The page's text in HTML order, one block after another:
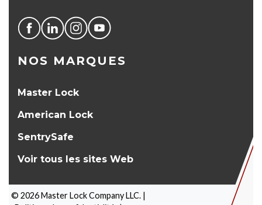
NOS MARQUES
Master Lock
American Lock
SentrySafe
Voir tous les sites Web
© 2026Master Lock Company LLC. |